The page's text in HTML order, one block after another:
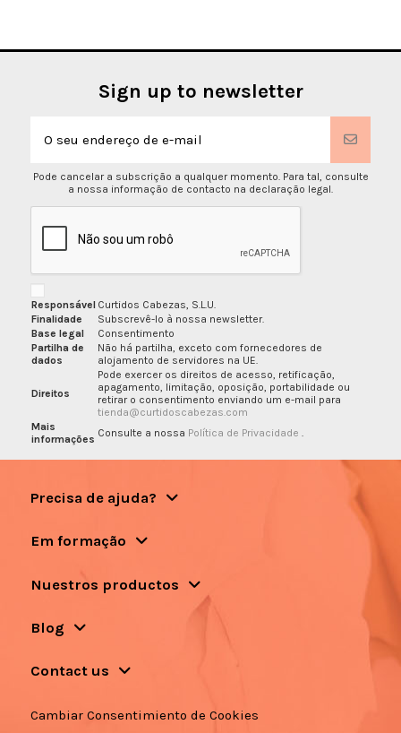
Sign up to newsletter
Pode cancelar a subscrição a qualquer momento. Para tal, consulte
a nossa informação de contacto na declaração legal.
Responsável Curtidos Cabezas, S.L.U.
Finalidade
Subscrevê-lo à nossa newsletter.
Base legal
Consentimento
Partilha de
dados
Não há partilha, exceto com fornecedores de
alojamento de servidores na UE.
Direitos
Pode exercer os direitos de acesso, retificação,
apagamento, limitação, oposição, portabilidade ou
retirar o consentimento enviando um e-mail para
tienda@curtidoscabezas.com
Mais
informações Consulte a nossa Política de Privacidade
Precisa de ajuda?
Em formação
Nuestros productos
Blog
Contact us
Cambiar Consentimiento de Cookies